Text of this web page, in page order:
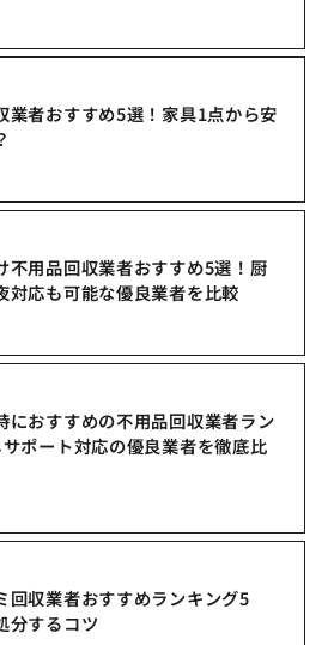
業者おすすめ5選！家具1点から安
不用品回収業者おすすめ5選！厨
対応も可能な優良業者を比較
におすすめの不用品回収業者ラン
ポート対応の優良業者を徹底比
回収業者おすすめランキング5
分するコツ